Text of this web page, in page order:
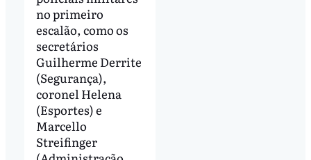
no primeiro
escalão, como os
secretários
Guilherme Derrite
(Segurança),
coronel Helena
(Esportes) e
Marcello
Streifinger